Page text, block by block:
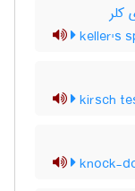
کلر
keller's
kirsch
knock-